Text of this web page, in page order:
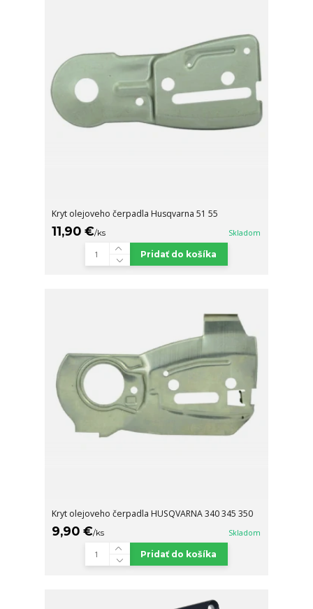
Kryt olejoveho čerpadla Husqvarna 51 55
11,90 €/ks Skladom
Pridať do košíka
Kryt olejoveho čerpadla HUSQVARNA 340 345 350
9,90 €/ks Skladom
Pridať do košíka